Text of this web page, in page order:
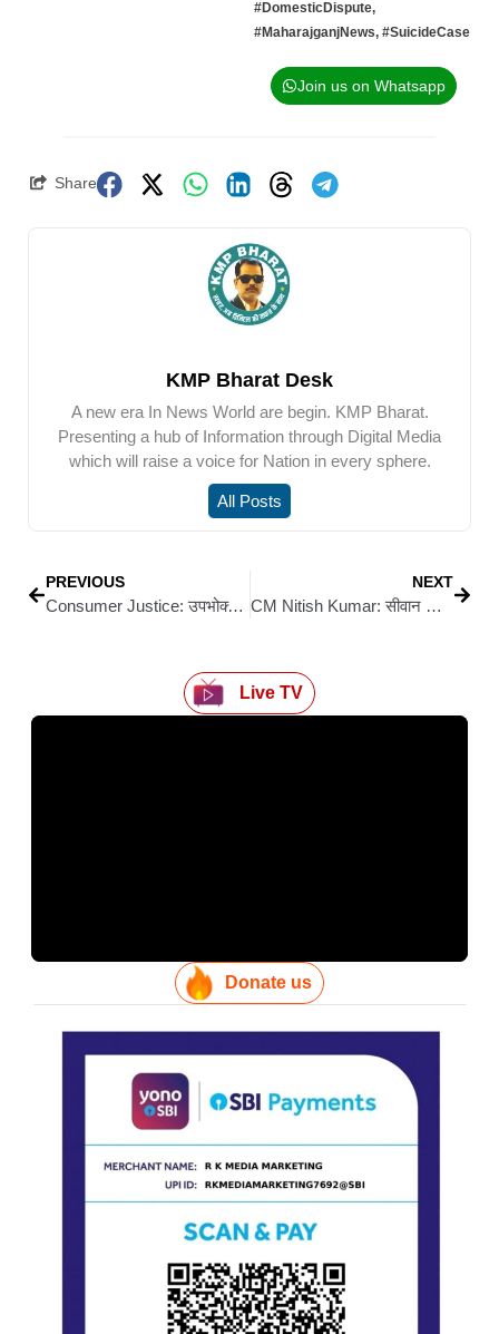
#DomesticDispute,
#MaharajganjNews, #SuicideCase
Join us on Whatsapp
Share
KMP Bharat Desk
A new era In News World are begin. KMP Bharat.
Presenting a hub of Information through Digital Media
which will raise a voice for Nation in every sphere.
All Posts
PREVIOUS
Consumer Justice: उपभोक्ताओं को राहत देने में सिवान जिला उपभोक्ता आयोग की बड़ी उपलब्धि
NEXT
CM Nitish Kumar: सीवान को विकास की बड़ी सौगात: मुख्यमंत्री ने 202 करोड़ की योजनाओं का किया उद्घाटन व शिलान्यास
Live TV
Donate us